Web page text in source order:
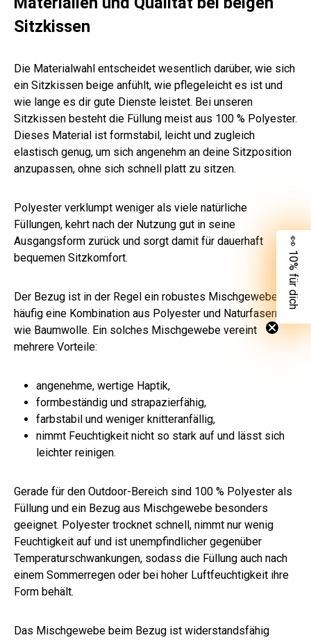
Sitzkissen
Die Materialwahl entscheidet wesentlich darüber, wie sich
ein Sitzkissen beige anfühlt, wie pflegeleicht es ist und
wie lange es dir gute Dienste leistet. Bei unseren
Sitzkissen besteht die Füllung meist aus 100 % Polyester.
Dieses Material ist formstabil, leicht und zugleich
elastisch genug, um sich angenehm an deine Sitzposition
anzupassen, ohne sich schnell platt zu sitzen.
Polyester verklumpt weniger als viele natürliche
Füllungen, kehrt nach der Nutzung gut in seine
Ausgangsform zurück und sorgt damit für dauerhaft
bequemen Sitzkomfort.
Der Bezug ist in der Regel ein robustes Mischgewebe,
häufig eine Kombination aus Polyester und Naturfasern
wie Baumwolle. Ein solches Mischgewebe vereint
mehrere Vorteile:
angenehme, wertige Haptik,
formbeständig und strapazierfähig,
farbstabil und weniger knitteranfällig,
nimmt Feuchtigkeit nicht so stark auf und lässt sich
leichter reinigen.
Gerade für den Outdoor-Bereich sind 100 % Polyester als
Füllung und ein Bezug aus Mischgewebe besonders
geeignet. Polyester trocknet schnell, nimmt nur wenig
Feuchtigkeit auf und ist unempfindlicher gegenüber
Temperaturschwankungen, sodass die Füllung auch nach
einem Sommerregen oder bei hoher Luftfeuchtigkeit ihre
Form behält.
Das Mischgewebe beim Bezug ist widerstandsfähig
👀 10% für dich